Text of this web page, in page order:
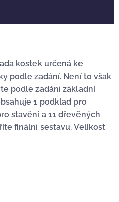
kostek určená ke
podle zadání. Není to však
podle zadání základní
1 podklad pro
stavění a 11 dřevěných
finální sestavu. Velikost